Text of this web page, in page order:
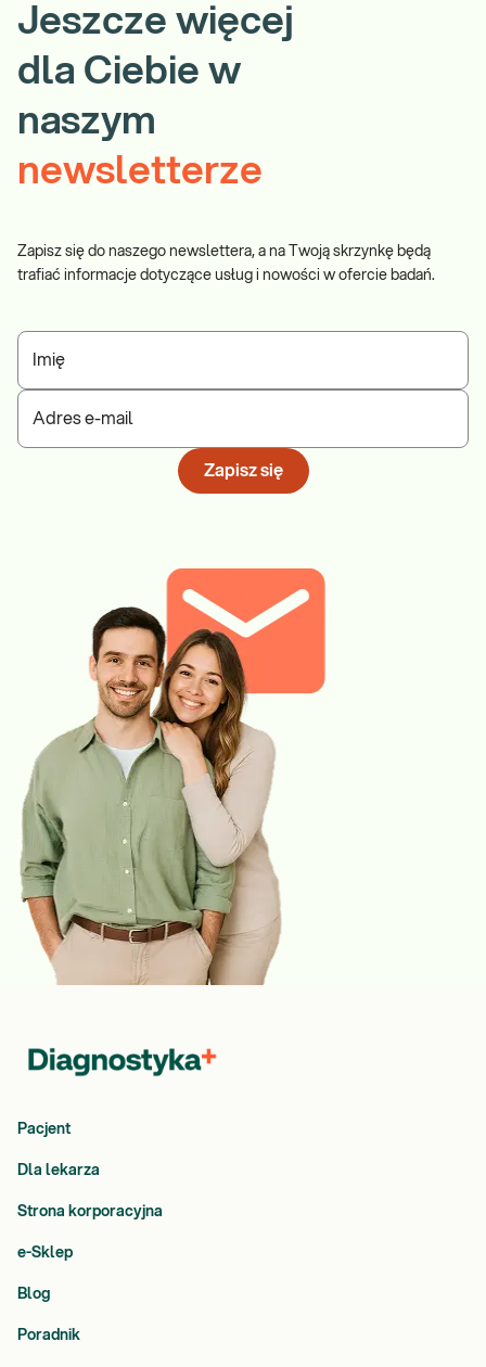
Jeszcze więcej
dla Ciebie w
naszym
newsletterze
Zapisz się do naszego newslettera, a na Twoją skrzynkę będą
trafiać informacje dotyczące usług i nowości w ofercie badań.
Imię
Adres e-mail
Zapisz się
Pacjent
Dla lekarza
Strona korporacyjna
e-Sklep
Blog
Poradnik